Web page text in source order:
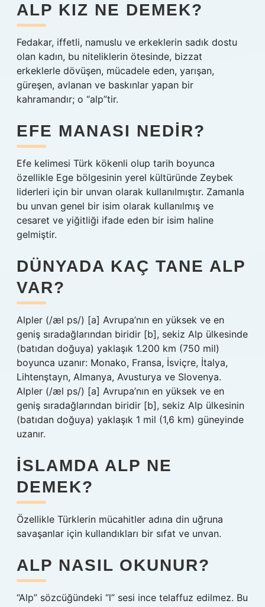
ALP KIZ NE DEMEK?
Fedakar, iffetli, namuslu ve erkeklerin sadık dostu
olan kadın, bu niteliklerin ötesinde, bizzat
erkeklerle dövüşen, mücadele eden, yarışan,
güreşen, avlanan ve baskınlar yapan bir
kahramandır; o “alp”tir.
EFE MANASI NEDIR?
Efe kelimesi Türk kökenli olup tarih boyunca
özellikle Ege bölgesinin yerel kültüründe Zeybek
liderleri için bir unvan olarak kullanılmıştır. Zamanla
bu unvan genel bir isim olarak kullanılmış ve
cesaret ve yiğitliği ifade eden bir isim haline
gelmiştir.
DÜNYADA KAÇ TANE ALP
VAR?
Alpler (/æl ps/) [a] Avrupa’nın en yüksek ve en
geniş sıradağlarından biridir [b], sekiz Alp ülkesinde
(batıdan doğuya) yaklaşık 1.200 km (750 mil)
boyunca uzanır: Monako, Fransa, İsviçre, İtalya,
Lihtenştayn, Almanya, Avusturya ve Slovenya.
Alpler (/æl ps/) [a] Avrupa’nın en yüksek ve en
geniş sıradağlarından biridir [b], sekiz Alp ülkesinin
(batıdan doğuya) yaklaşık 1 mil (1,6 km) güneyinde
uzanır.
İSLAMDA ALP NE
DEMEK?
Özellikle Türklerin mücahitler adına din uğruna
savaşanlar için kullandıkları bir sıfat ve unvan.
ALP NASIL OKUNUR?
“Alp” sözcüğündeki “l” sesi ince telaffuz edilmez. Bu